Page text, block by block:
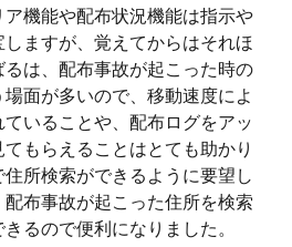
機能や配布状況機能は指示や
ますが、覚えてからはそれほ
は、配布事故が起こった時の
面が多いので、移動速度によ
いることや、配布ログをアッ
もらえることはとても助かり
所検索ができるように要望し
布事故が起こった住所を検索
るので便利になりました。